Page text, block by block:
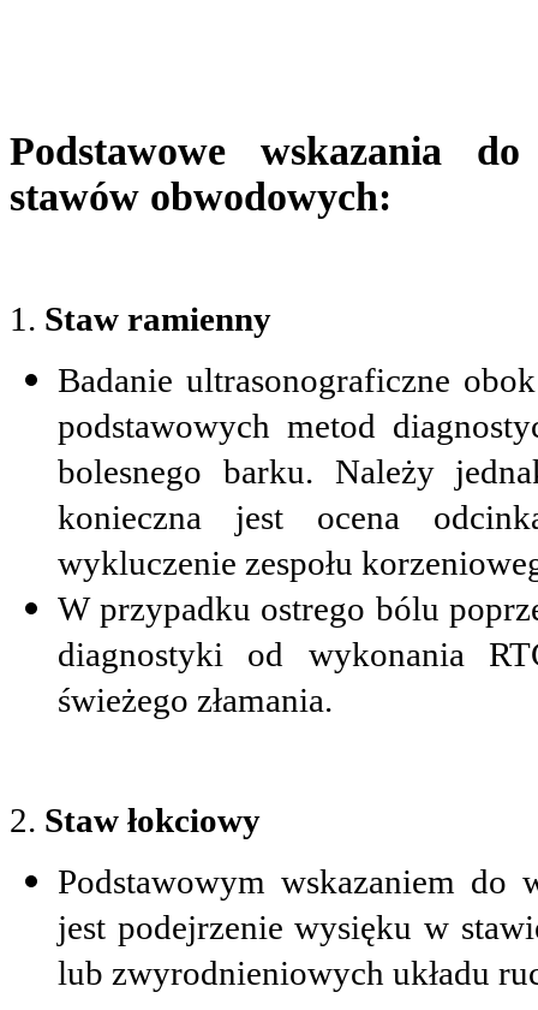
Podstawowe wskazania
stawów obwodowych:
1. Staw ramienny
Badanie ultrasonograficzne
podstawowych metod
bolesnego barku. Należy
konieczna jest ocena
wykluczenie zespołu
W przypadku ostrego bólu
diagnostyki od wykonania
świeżego złamania.
2. Staw łokciowy
Podstawowym wskazaniem do
jest podejrzenie wysięku w
lub zwyrodnieniowych układu